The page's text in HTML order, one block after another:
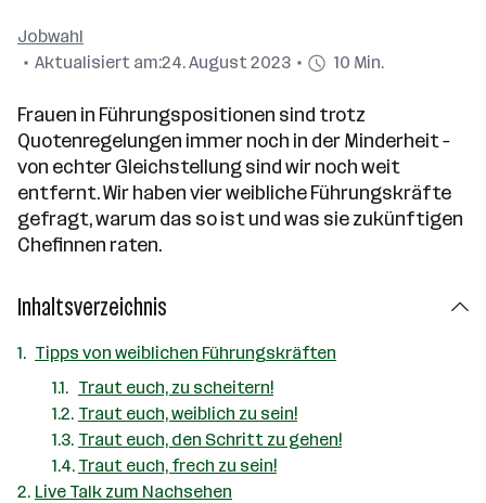
Inhaltsverzeichnis
Tipps von weiblichen Führungskräften
Traut euch, zu scheitern!
Traut euch, weiblich zu sein!
Traut euch, den Schritt zu gehen!
Traut euch, frech zu sein!
Live Talk zum Nachsehen
Jobwahl
Aktualisiert am:24. August 2023 10 Min.
Frauen in Führungspositionen sind trotz
Quotenregelungen immer noch in der Minderheit –
von echter Gleichstellung sind wir noch weit
entfernt. Wir haben vier weibliche Führungskräfte
gefragt, warum das so ist und was sie zukünftigen
Chefinnen raten.